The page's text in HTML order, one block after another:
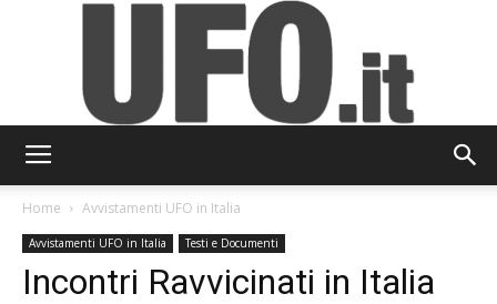
Home Avvistamenti UFO in Italia
Avvistamenti UFO in Italia Testi e Documenti
Incontri Ravvicinati in Italia